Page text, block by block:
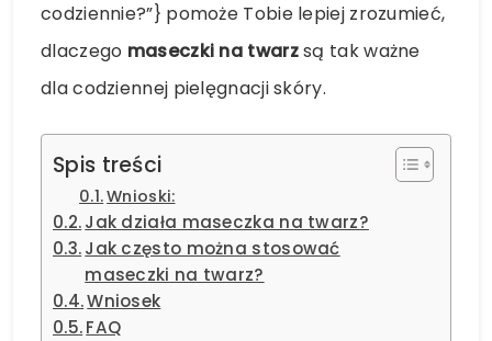
codziennie?”} pomoże Tobie lepiej zrozumieć,
dlaczego maseczki na twarzsą tak ważne
dla codziennej pielęgnacji skóry.
Spis treści
Wnioski:
Jak działa maseczka na twarz?
Jak często można stosować
maseczki na twarz?
Wniosek
FAQ